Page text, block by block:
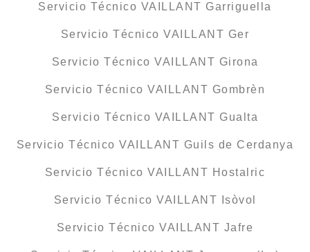
Servicio Técnico VAILLANT Garriguella
Servicio Técnico VAILLANT Ger
Servicio Técnico VAILLANT Girona
Servicio Técnico VAILLANT Gombrèn
Servicio Técnico VAILLANT Gualta
Servicio Técnico VAILLANT Guils de Cerdanya
Servicio Técnico VAILLANT Hostalric
Servicio Técnico VAILLANT Isòvol
Servicio Técnico VAILLANT Jafre